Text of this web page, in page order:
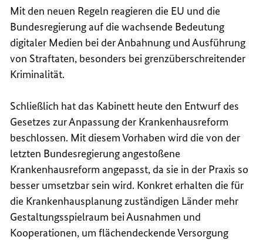
Mit den neuen Regeln reagieren die EU und die
Bundesregierung auf die wachsende Bedeutung
digitaler Medien bei der Anbahnung und Ausführung
von Straftaten, besonders bei grenzüberschreitender
Kriminalität.
Schließlich hat das Kabinett heute den Entwurf des
Gesetzes zur Anpassung der Krankenhausreform
beschlossen. Mit diesem Vorhaben wird die von der
letzten Bundesregierung angestoßene
Krankenhausreform angepasst, da sie in der Praxis so
besser umsetzbar sein wird. Konkret erhalten die für
die Krankenhausplanung zuständigen Länder mehr
Gestaltungsspielraum bei Ausnahmen und
Kooperationen, um flächendeckende Versorgung